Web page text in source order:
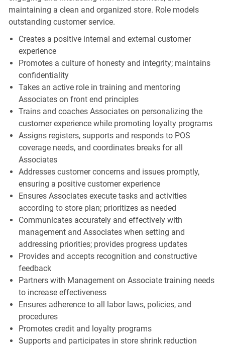
maintaining a clean and organized store. Role models
outstanding customer service.
Creates a positive internal and external customer
experience
Promotes a culture of honesty and integrity; maintains
confidentiality
Takes an active role in training and mentoring
Associates on front end principles
Trains and coaches Associates on personalizing the
customer experience while promoting loyalty programs
Assigns registers, supports and responds to POS
coverage needs, and coordinates breaks for all
Associates
Addresses customer concerns and issues promptly,
ensuring a positive customer experience
Ensures Associates execute tasks and activities
according to store plan; prioritizes as needed
Communicates accurately and effectively with
management and Associates when setting and
addressing priorities; provides progress updates
Provides and accepts recognition and constructive
feedback
Partners with Management on Associate training needs
to increase effectiveness
Ensures adherence to all labor laws, policies, and
procedures
Promotes credit and loyalty programs
Supports and participates in store shrink reduction